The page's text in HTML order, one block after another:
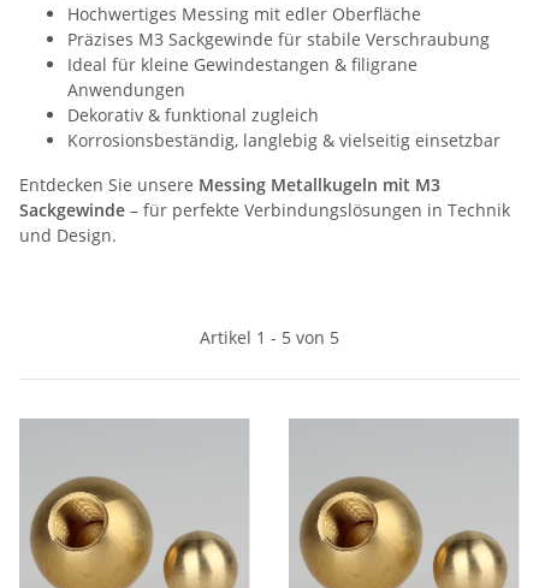
Hochwertiges Messing mit edler Oberfläche
Präzises M3 Sackgewinde für stabile Verschraubung
Ideal für kleine Gewindestangen & filigrane
Anwendungen
Dekorativ & funktional zugleich
Korrosionsbeständig, langlebig & vielseitig einsetzbar
Entdecken Sie unsere Messing Metallkugeln mit M3
Sackgewinde – für perfekte Verbindungslösungen in Technik
und Design.
Artikel 1 - 5 von 5